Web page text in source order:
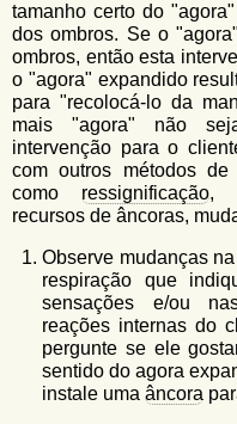
tamanho certo do
dos ombros. Se o
ombros, então esta
o "agora" expandido
para "recolocá-lo da
mais "agora" não
intervenção para o
com outros métodos
como ressignificação,
recursos de âncoras,
Observe mudanças
respiração que
sensações e/ou
reações internas do
pergunte se ele
sentido do agora
instale uma âncora